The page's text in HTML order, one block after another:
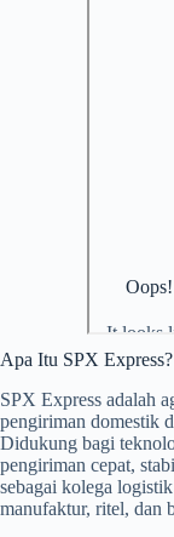
Apa Itu SPX Express?
SPX Express adalah
pengiriman domestik
Didukung bagi
pengiriman cepat,
sebagai kolega
manufaktur, ritel, dan